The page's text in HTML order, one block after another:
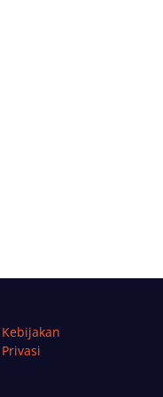
Kebijakan
Privasi